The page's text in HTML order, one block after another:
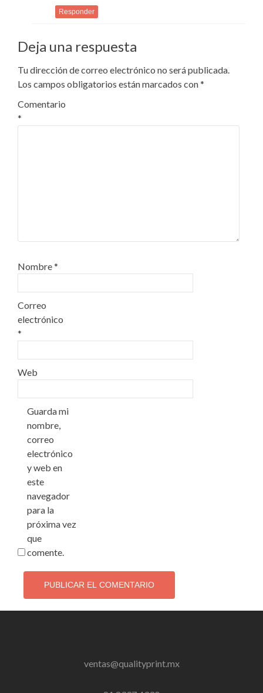
Responder
Deja una respuesta
Tu dirección de correo electrónico no será publicada.
Los campos obligatorios están marcados con*
Comentario
*
Nombre*
Correo
electrónico
*
Web
Guarda mi
nombre,
correo
electrónico
y web en
este
navegador
para la
próxima vez
que
comente.
ventas@qualityprint.mx